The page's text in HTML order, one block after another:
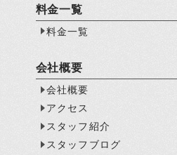
料金一覧
料金一覧
会社概要
会社概要
アクセス
スタッフ紹介
スタッフブログ